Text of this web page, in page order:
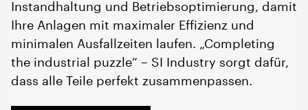
Instandhaltung und Betriebsoptimierung, damit
Ihre Anlagen mit maximaler Effizienz und
minimalen Ausfallzeiten laufen. „Completing
the industrial puzzle“ – SI Industry sorgt dafür,
dass alle Teile perfekt zusammenpassen.